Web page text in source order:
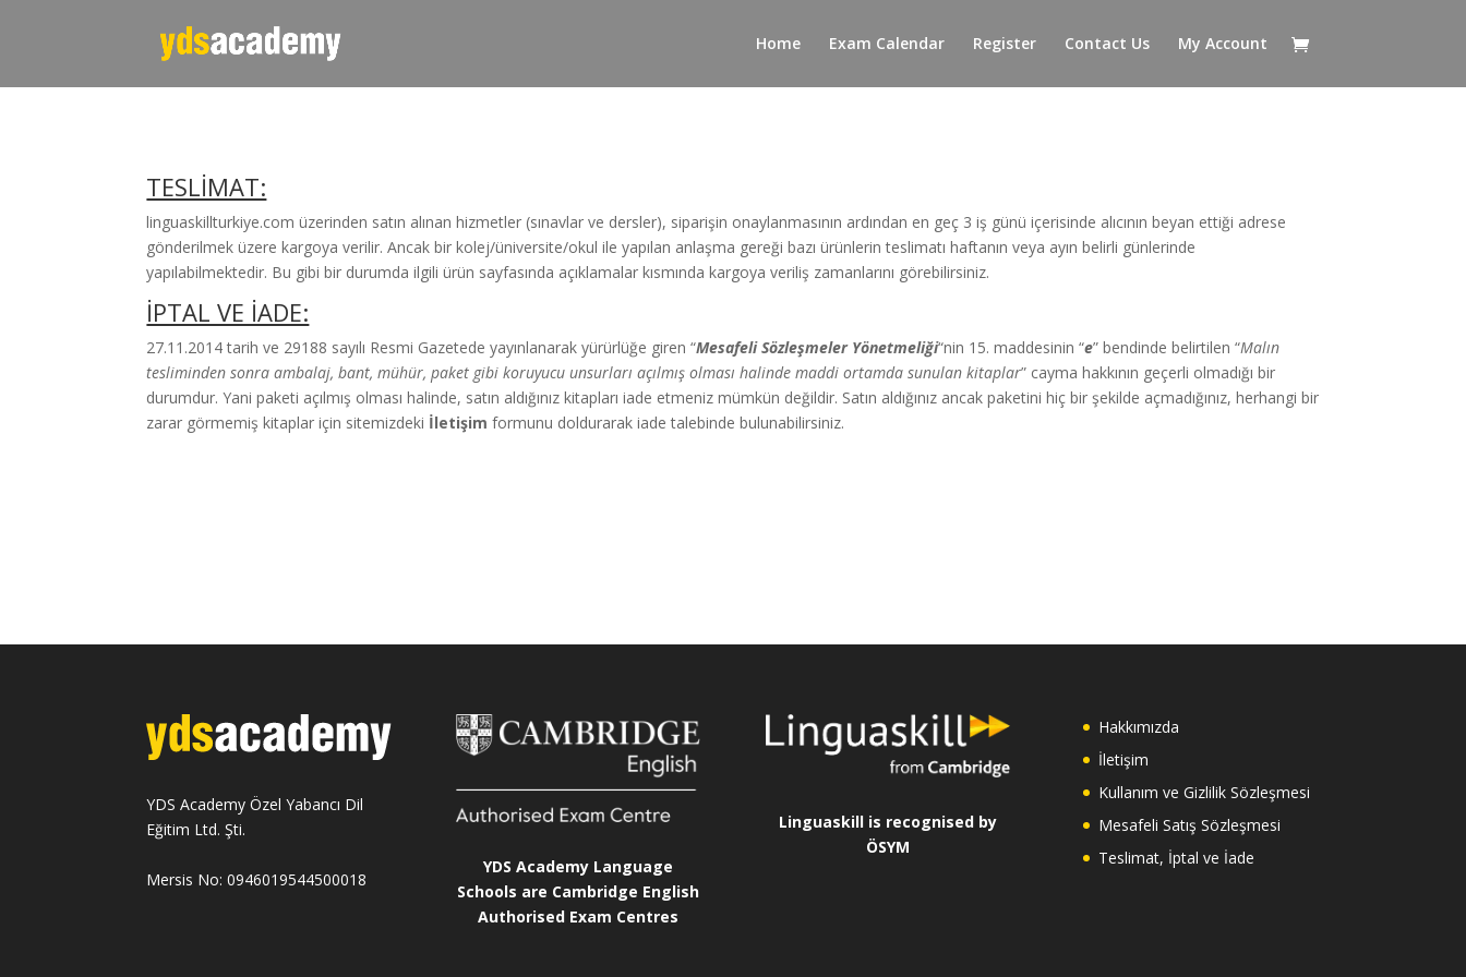
Home Exam Calendar Register Contact Us My Account
TESLİMAT:
linguaskillturkiye.com üzerinden satın alınan hizmetler (sınavlar ve dersler), siparişin onaylanmasının ardından en geç 3 iş günü içerisinde alıcının beyan ettiği adrese
gönderilmek üzere kargoya verilir. Ancak bir kolej/üniversite/okul ile yapılan anlaşma gereği bazı ürünlerin teslimatı haftanın veya ayın belirli günlerinde
yapılabilmektedir. Bu gibi bir durumda ilgili ürün sayfasında açıklamalar kısmında kargoya veriliş zamanlarını görebilirsiniz.
İPTAL VE İADE:
27.11.2014 tarih ve 29188 sayılı Resmi Gazetede yayınlanarak yürürlüğe giren “Mesafeli Sözleşmeler Yönetmeliği“nin 15. maddesinin “e” bendinde belirtilen “Malın
tesliminden sonra ambalaj, bant, mühür, paket gibi koruyucu unsurları açılmış olması halinde maddi ortamda sunulan kitaplar” cayma hakkının geçerli olmadığı bir
durumdur. Yani paketi açılmış olması halinde, satın aldığınız kitapları iade etmeniz mümkün değildir. Satın aldığınız ancak paketini hiç bir şekilde açmadığınız, herhangi bir
zarar görmemiş kitaplar için sitemizdeki İletişim formunu doldurarak iade talebinde bulunabilirsiniz.
YDS Academy Özel Yabancı Dil
Eğitim Ltd. Şti.
Mersis No: 0946019544500018
YDS Academy Language
Schools are Cambridge English
Authorised Exam Centres
Linguaskill is recognised by
ÖSYM
Hakkımızda
İletişim
Kullanım ve Gizlilik Sözleşmesi
Mesafeli Satış Sözleşmesi
Teslimat, İptal ve İade